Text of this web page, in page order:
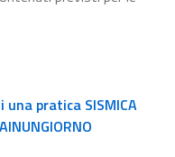
pratica SISMICA